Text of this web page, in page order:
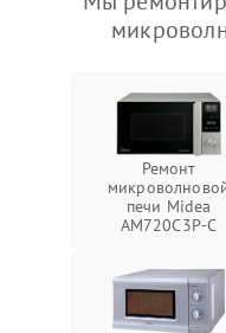
Ремонт
печи Midea
AM720C3P-C